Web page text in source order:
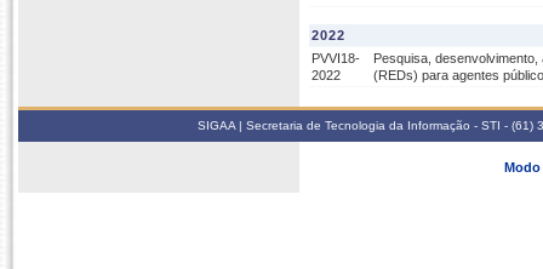
2022
PVVI18-
2022
Pesquisa,
(REDs) para agentes
SIGAA | Secretaria de Tecnologia da Informação - STI -
Modo